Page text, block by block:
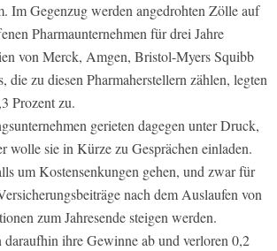
Im Gegenzug werden angedrohten Zölle auf
Pharmaunternehmen für drei Jahre
von Merck, Amgen, Bristol-Myers Squibb
die zu diesen Pharmaherstellern zählen, legten
Prozent zu.
gerieten dagegen unter Druck,
wolle sie in Kürze zu Gesprächen einladen.
um Kostensenkungen gehen, und zwar für
nach dem Auslaufen von
zum Jahresende steigen werden.
ihre Gewinne ab und verloren 0,2